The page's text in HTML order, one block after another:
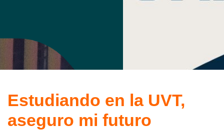
Estudiando en la UVT,
aseguro mi futuro